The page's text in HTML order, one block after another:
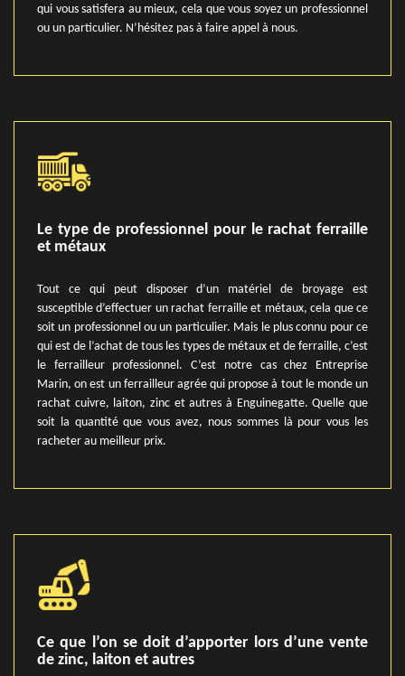
qui vous satisfera au mieux, cela que vous soyez un professionnel
ou un particulier. N’hésitez pas à faire appel à nous.
Le type de professionnel pour le rachat ferraille
et métaux
Tout ce qui peut disposer d’un matériel de broyage est
susceptible d’effectuer un rachat ferraille et métaux, cela que ce
soit un professionnel ou un particulier. Mais le plus connu pour ce
qui est de l’achat de tous les types de métaux et de ferraille, c’est
le ferrailleur professionnel. C’est notre cas chez Entreprise
Marin, on est un ferrailleur agrée qui propose à tout le monde un
rachat cuivre, laiton, zinc et autres à Enguinegatte. Quelle que
soit la quantité que vous avez, nous sommes là pour vous les
racheter au meilleur prix.
Ce que l’on se doit d’apporter lors d’une vente
de zinc, laiton et autres